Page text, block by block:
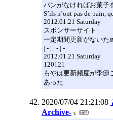
パンがなければお菓子
S’ils n’ont pas de pain,
2012.01.21 Saturday
スポンサーサイト
一定期間更新がないた
| - | | - | -
2012.01.21 Saturday
120121
もやは更新頻度が季節
あった
2020/07/04 21:21:08
Archive-